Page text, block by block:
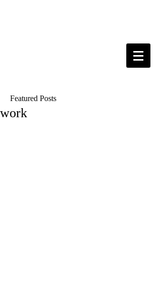
Featured Posts
work